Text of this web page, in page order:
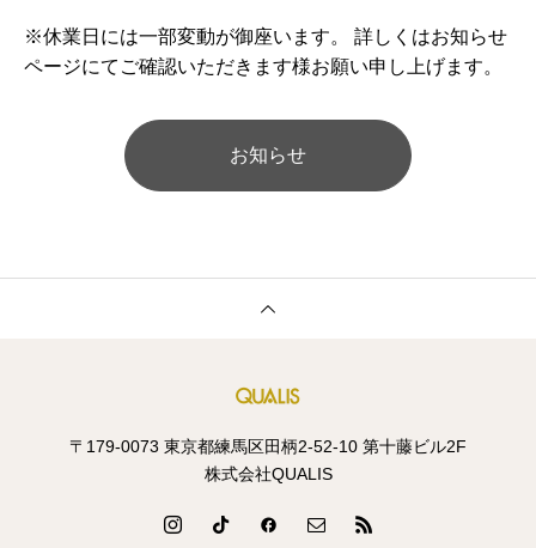
※休業日には一部変動が御座います。 詳しくはお知らせ
ページにてご確認いただきます様お願い申し上げます。
お知らせ
〒179-0073 東京都練馬区田柄2-52-10 第十藤ビル2F
株式会社QUALIS